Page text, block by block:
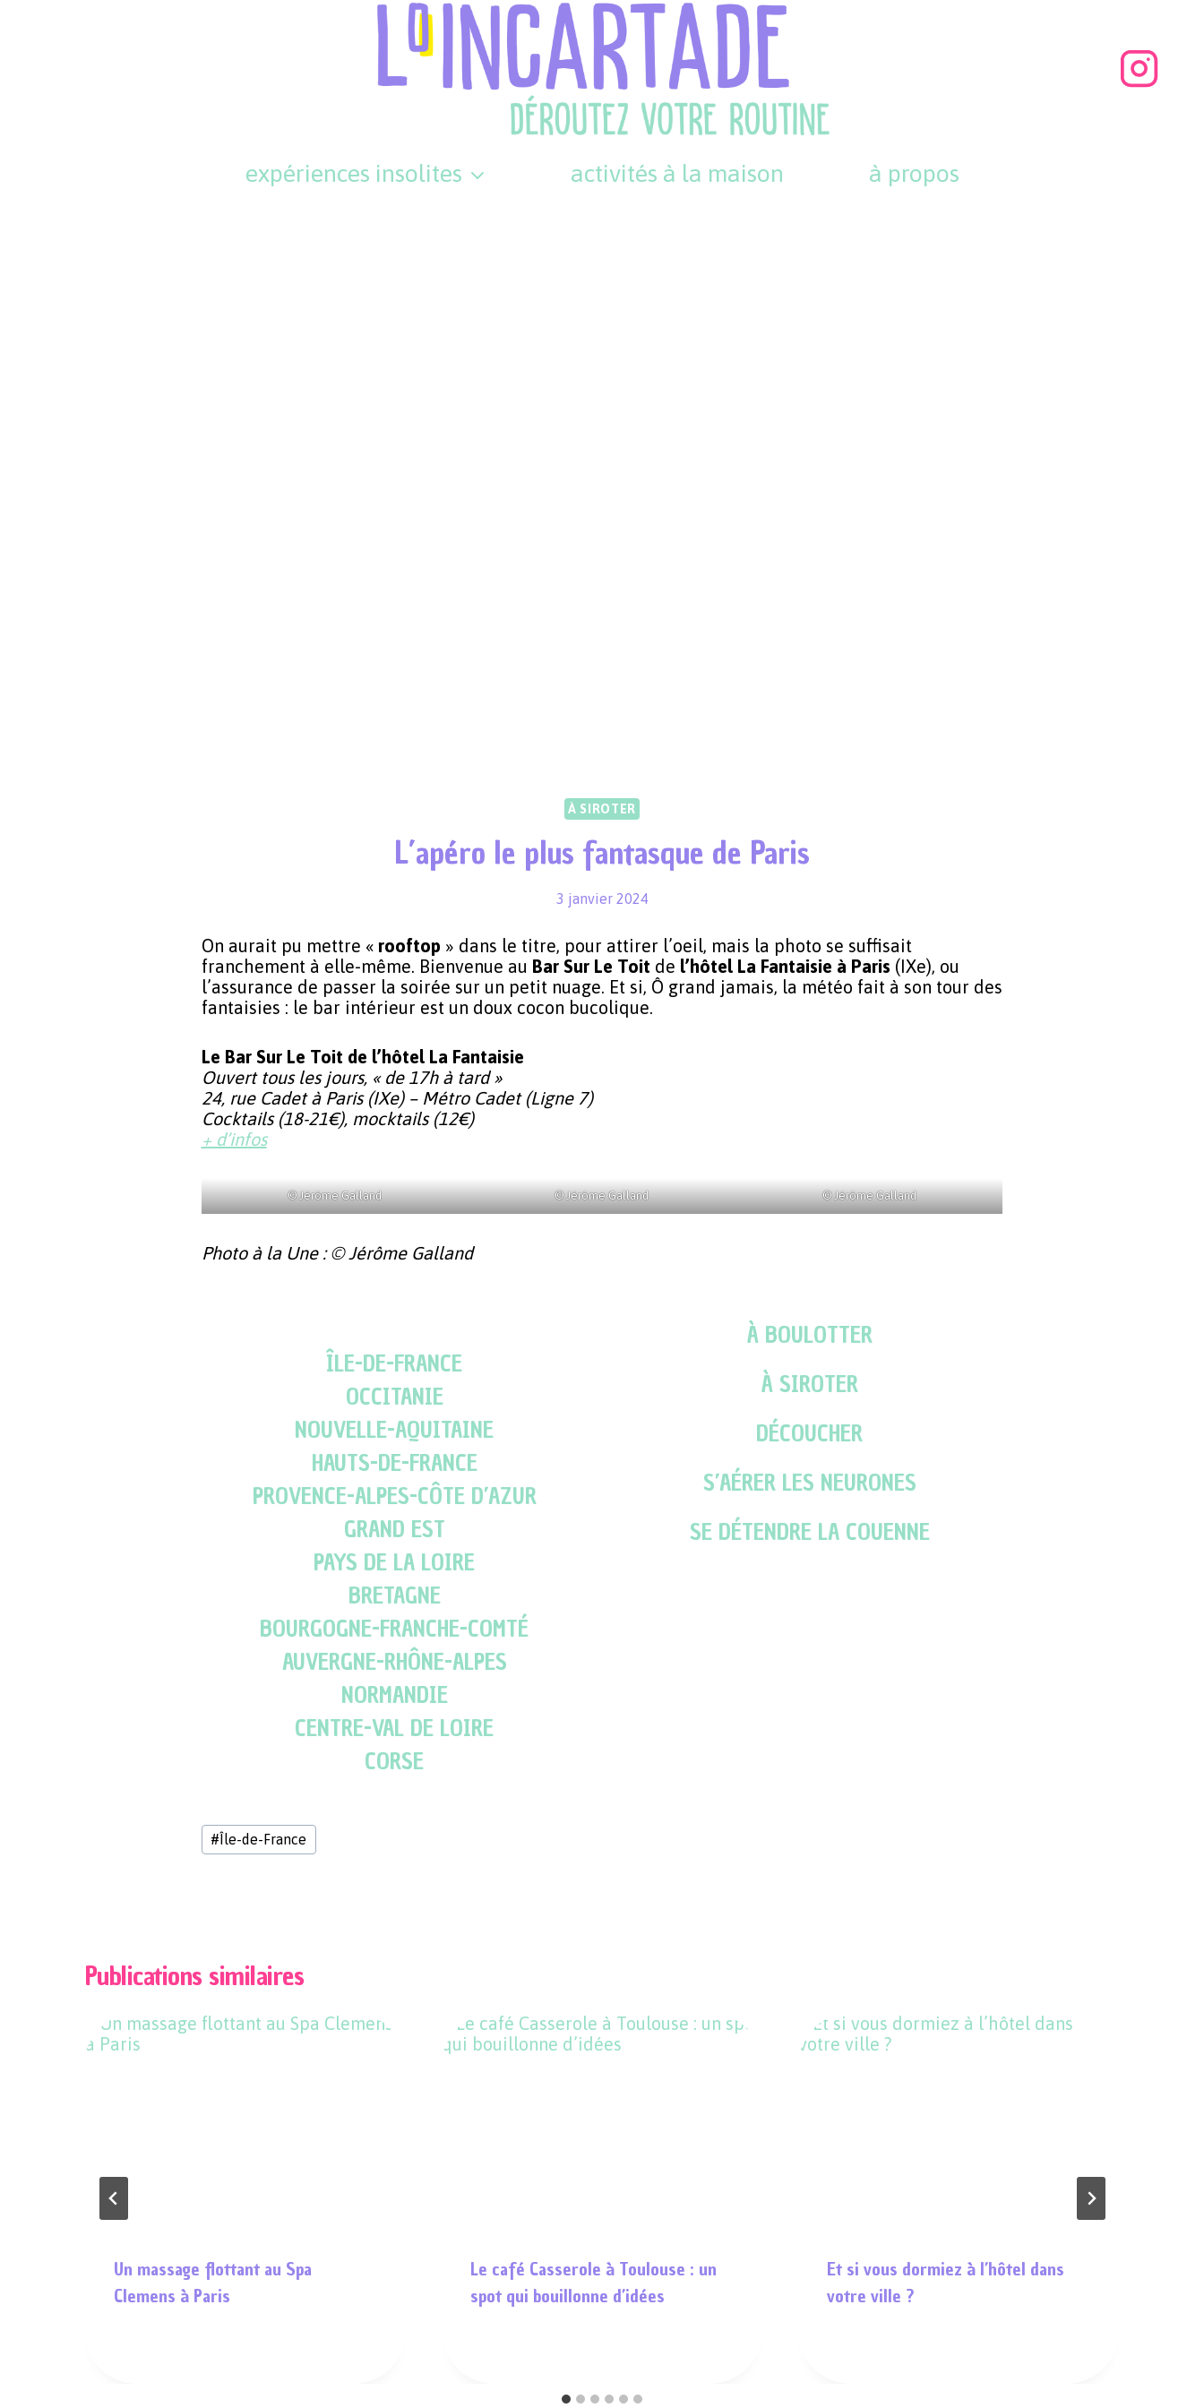
expériences insolites activités à la maison à propos
À SIROTER
L’apéro le plus fantasque de Paris
3 janvier 2024
On aurait pu mettre « rooftop » dans le titre, pour attirer l’oeil, mais la photo se suffisait
franchement à elle-même. Bienvenue au Bar Sur Le Toit de l’hôtel La Fantaisie à Paris (IXe), ou
l’assurance de passer la soirée sur un petit nuage. Et si, Ô grand jamais, la météo fait à son tour des
fantaisies : le bar intérieur est un doux cocon bucolique.
Le Bar Sur Le Toit de l’hôtel La Fantaisie
Ouvert tous les jours, « de 17h à tard »
24, rue Cadet à Paris (IXe) – Métro Cadet (Ligne 7)
Cocktails (18-21€), mocktails (12€)
+ d’infos
© Jérôme Galland © Jérôme Galland © Jérôme Galland
Photo à la Une : © Jérôme Galland
ÎLE-DE-FRANCE
OCCITANIE
NOUVELLE-AQUITAINE
HAUTS-DE-FRANCE
PROVENCE-ALPES-CÔTE D’AZUR
GRAND EST
PAYS DE LA LOIRE
BRETAGNE
BOURGOGNE-FRANCHE-COMTÉ
AUVERGNE-RHÔNE-ALPES
NORMANDIE
CENTRE-VAL DE LOIRE
CORSE
À BOULOTTER
À SIROTER
DÉCOUCHER
S’AÉRER LES NEURONES
SE DÉTENDRE LA COUENNE
Étiquettes
de
#Île-de-France
Publications similaires
Un massage flottant au Spa
Clemens à Paris
Le café Casserole à Toulouse : un
spot qui bouillonne d’idées
Et si vous dormiez à l’hôtel dans
votre ville ?